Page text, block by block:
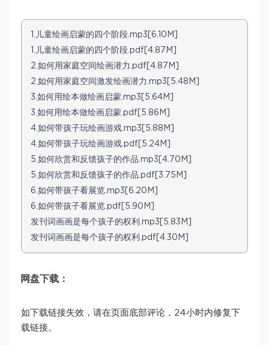
1.儿童绘画启蒙的四个阶段.mp3[6.10M]
1.儿童绘画启蒙的四个阶段.pdf[4.87M]
2.如何用家庭空间绘画潜力.pdf[4.87M]
2.如何用家庭空间激发绘画潜力.mp3[5.48M]
3.如何用绘本做绘画启蒙.mp3[5.64M]
3.如何用绘本做绘画启蒙.pdf[5.86M]
4.如何带孩子玩绘画游戏.mp3[5.88M]
4.如何带孩子玩绘画游戏.pdf[5.24M]
5.如何欣赏和反馈孩子的作品.mp3[4.70M]
5.如何欣赏和反馈孩子的作品.pdf[3.75M]
6.如何带孩子看展览.mp3[6.20M]
6.如何带孩子看展览.pdf[5.90M]
发刊词画画是每个孩子的权利.mp3[5.83M]
发刊词画画是每个孩子的权利.pdf[4.30M]
网盘下载：
如下载链接失效，请在页面底部评论，24小时内修复下
载链接。